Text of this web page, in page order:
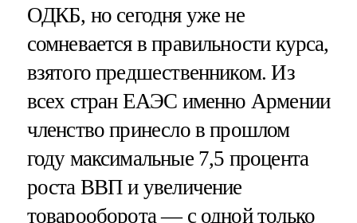
ОДКБ, но сегодня уже не
сомневается в правильности курса,
взятого предшественником. Из
всех стран ЕАЭС именно Армении
членство принесло в прошлом
году максимальные 7,5 процента
роста ВВП и увеличение
товарооборота — с одной только